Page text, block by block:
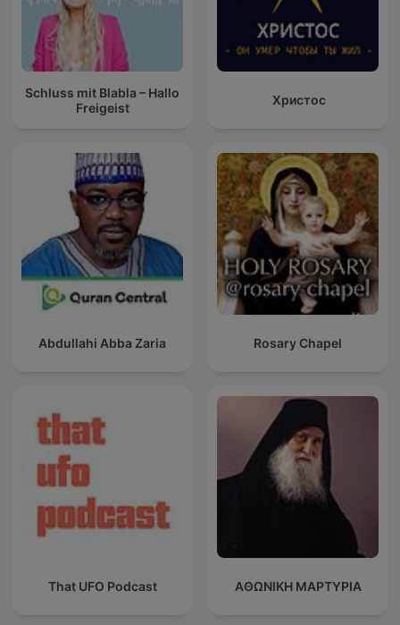
Schluss mit Blabla – Hallo
Freigeist
Христос
Abdullahi Abba Zaria Rosary Chapel
That UFO Podcast ΑΘΩΝΙΚΗ ΜΑΡΤΥΡΙΑ